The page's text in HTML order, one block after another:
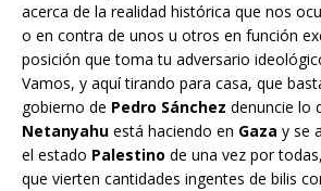
acerca de la realidad histórica que nos
o en contra de unos u otros en función
posición que toma tu adversario
Vamos, y aquí tirando para casa, que
gobierno de Pedro Sánchez denuncie lo
Netanyahu está haciendo en Gaza y se
el estado Palestino de una vez por
que vierten cantidades ingentes de bilis